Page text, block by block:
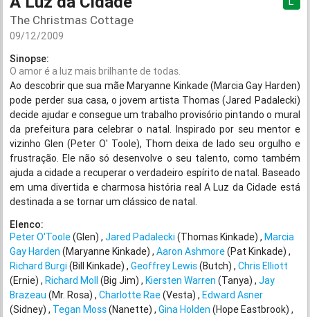
The Christmas Cottage
09/12/2009
Sinopse:
O amor é a luz mais brilhante de todas.
Ao descobrir que sua mãe Maryanne Kinkade (Marcia Gay Harden)
pode perder sua casa, o jovem artista Thomas (Jared Padalecki)
decide ajudar e consegue um trabalho provisório pintando o mural
da prefeitura para celebrar o natal. Inspirado por seu mentor e
vizinho Glen (Peter O' Toole), Thom deixa de lado seu orgulho e
frustração. Ele não só desenvolve o seu talento, como também
ajuda a cidade a recuperar o verdadeiro espírito de natal. Baseado
em uma divertida e charmosa história real A Luz da Cidade está
destinada a se tornar um clássico de natal.
Elenco:
Peter O'Toole(Glen) Jared Padalecki (Thomas Kinkade) Marcia
Gay Harden (Maryanne Kinkade) Aaron Ashmore(Pat Kinkade)
Richard Burgi (Bill Kinkade) Geoffrey Lewis(Butch) Chris Elliott
(Ernie) Richard Moll (Big Jim) Kiersten Warren (Tanya) Jay
Brazeau (Mr. Rosa) Charlotte Rae(Vesta) Edward Asner
(Sidney) Tegan Moss(Nanette) Gina Holden (Hope Eastbrook)